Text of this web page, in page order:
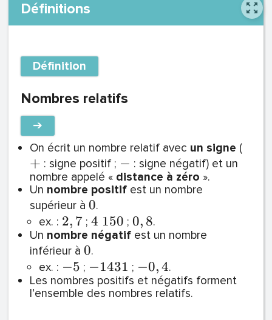
Définitions
Définition
Nombres relatifs
➔
On écrit un nombre relatif avec un signe (
+ : signe positif ; − : signe négatif) et un
nombre appelé « distance à zéro ».
Un nombre positif est un nombre
supérieur à 0.
ex. : 2, 7; 4 150 ; 0, 8.
Un nombre négatif est un nombre
inférieur à 0.
ex. : −5 ; −1431 ; −0,4.
Les nombres positifs et négatifs forment
l’ensemble des nombres relatifs.